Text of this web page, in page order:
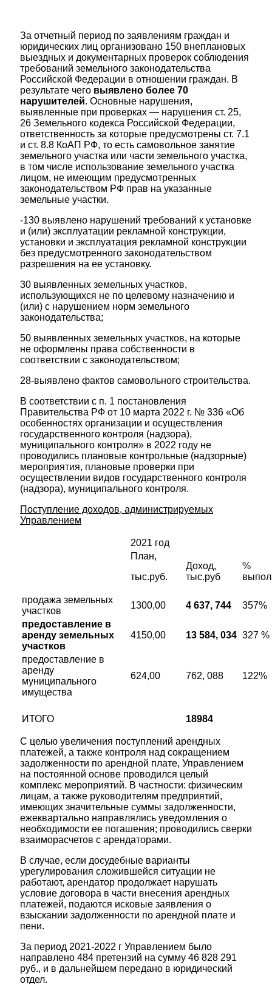
За отчетный период по заявлениям граждан и
юридических лиц организовано 150 внеплановых
выездных и документарных проверок соблюдения
требований земельного законодательства
Российской Федерации в отношении граждан. В
результате чего выявлено более 70
нарушителей. Основные нарушения,
выявленные при проверках — нарушения ст. 25,
26 Земельного кодекса Российской Федерации,
ответственность за которые предусмотрены ст. 7.1
и ст. 8.8 КоАП РФ, то есть самовольное занятие
земельного участка или части земельного участка,
в том числе использование земельного участка
лицом, не имеющим предусмотренных
законодательством РФ прав на указанные
земельные участки.
-130 выявлено нарушений требований к установке
и (или) эксплуатации рекламной конструкции,
установки и эксплуатация рекламной конструкции
без предусмотренного законодательством
разрешения на ее установку.
30 выявленных земельных участков,
использующихся не по целевому назначению и
(или) с нарушением норм земельного
законодательства;
50 выявленных земельных участков, на которые
не оформлены права собственности в
соответствии с законодательством;
28-выявлено фактов самовольного строительства.
В соответствии с п. 1 постановления
Правительства РФ от 10 марта 2022 г. № 336 «Об
особенностях организации и осуществления
государственного контроля (надзора),
муниципального контроля» в 2022 году не
проводились плановые контрольные (надзорные)
мероприятия, плановые проверки при
осуществлении видов государственного контроля
(надзора), муниципального контроля.
Поступление доходов, администрируемых
Управлением
2021 год
План,
тыс.руб.
Доход,
тыс.руб
%
выпол
продажа земельных
участков
1300,00 4 637, 744
357%
предоставление в
аренду земельных
участков
4150,00 13 584, 034 327 %
предоставление в
аренду
муниципального
имущества
624,00 762, 088 122%
ИТОГО 18984
С целью увеличения поступлений арендных
платежей, а также контроля над сокращением
задолженности по арендной плате, Управлением
на постоянной основе проводился целый
комплекс мероприятий. В частности: физическим
лицам, а также руководителям предприятий,
имеющих значительные суммы задолженности,
ежеквартально направлялись уведомления о
необходимости ее погашения; проводились сверки
взаиморасчетов с арендаторами.
В случае, если досудебные варианты
урегулирования сложившейся ситуации не
работают, арендатор продолжает нарушать
условие договора в части внесения арендных
платежей, подаются исковые заявления о
взыскании задолженности по арендной плате и
пени.
За период 2021-2022 г Управлением было
направлено 484 претензий на сумму 46 828 291
руб., и в дальнейшем передано в юридический
отдел.